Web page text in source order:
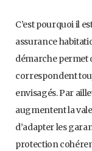
C’est pourquoi il
assurance
démarche permet
correspondent
envisagés. Par
augmentent la
d’adapter les
protection